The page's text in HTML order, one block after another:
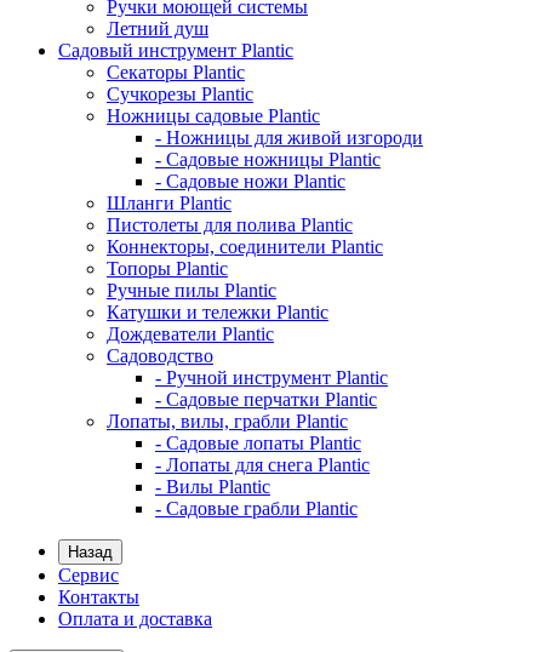
Ручки моющей системы
Летний душ
Садовый инструмент Plantic
Секаторы Plantic
Сучкорезы Plantic
Ножницы садовые Plantic
- Ножницы для живой изгороди
- Садовые ножницы Plantic
- Садовые ножи Plantic
Шланги Plantic
Пистолеты для полива Plantic
Коннекторы, соединители Plantic
Топоры Plantic
Ручные пилы Plantic
Катушки и тележки Plantic
Дождеватели Plantic
Садоводство
- Ручной инструмент Plantic
- Садовые перчатки Plantic
Лопаты, вилы, грабли Plantic
- Садовые лопаты Plantic
- Лопаты для снега Plantic
- Вилы Plantic
- Садовые грабли Plantic
Назад
Сервис
Контакты
Оплата и доставка